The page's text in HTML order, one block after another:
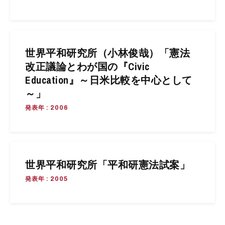
世界平和研究所（小林俊哉）「憲法
改正議論とわが国の『Civic
Education』～日米比較を中心として
～」
発表年 : 2006
世界平和研究所「平和研憲法試案」
発表年 : 2005